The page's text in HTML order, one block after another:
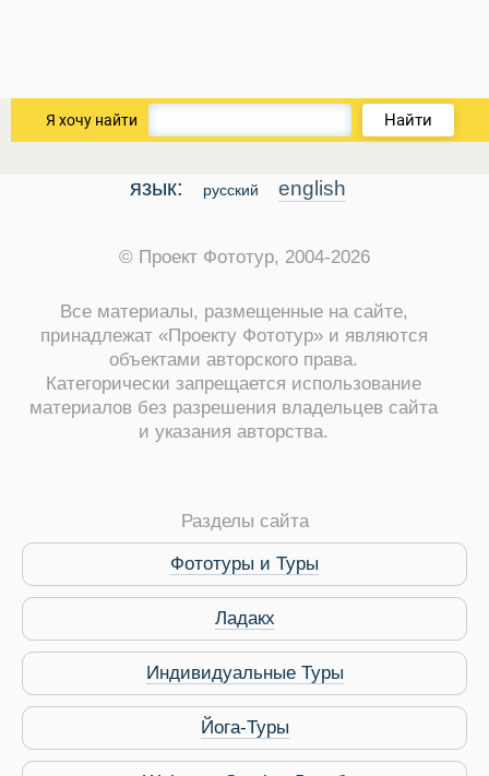
Путеводитель по
Я хочу найти Найти
язык: русский english
© Проект Фототур, 2004-2026
Все материалы, размещенные на сайте,
принадлежат «Проекту Фототур» и являются
объектами авторского права.
Категорически запрещается использование
материалов без разрешения владельцев сайта
и указания авторства.
Разделы сайта
Фототуры и Туры
Ладакх
Индивидуальные Туры
Йога-Туры